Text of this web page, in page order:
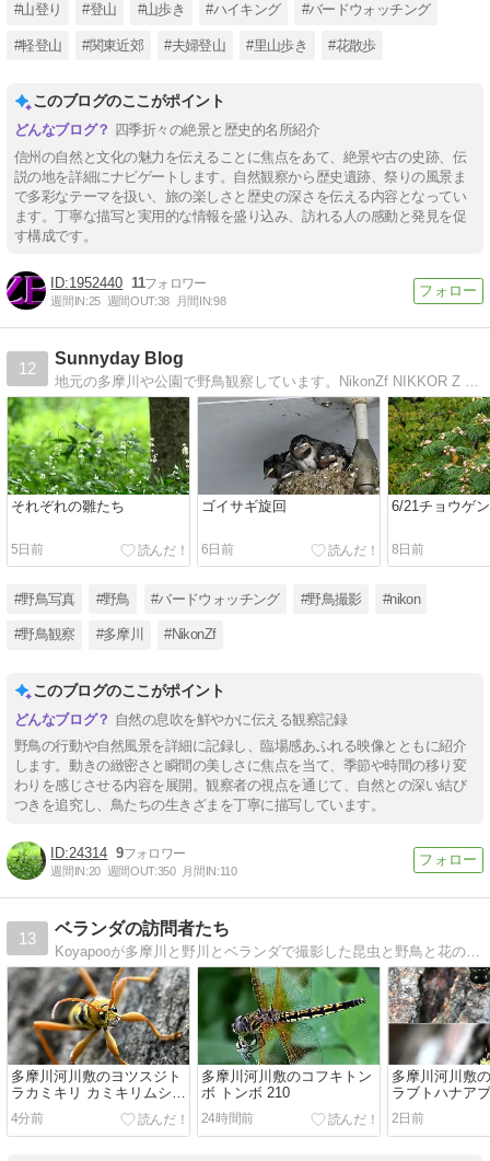
#山登り #登山 #山歩き #ハイキング #バードウォッチング
#軽登山 #関東近郊 #夫婦登山 #里山歩き #花散歩
このブログのここがポイント
四季折々の絶景と歴史的名所紹介
信州の自然と文化の魅力を伝えることに焦点をあて、絶景や古の史跡、伝
説の地を詳細にナビゲートします。自然観察から歴史遺跡、祭りの風景ま
で多彩なテーマを扱い、旅の楽しさと歴史の深さを伝える内容となってい
ます。丁寧な描写と実用的な情報を盛り込み、訪れる人の感動と発見を促
す構成です。
1952440 11
週間IN:25 週間OUT:38 月間IN:98
12
Sunnyday Blog
地元の多摩川や公園で野鳥観察しています。NikonZf NIKKOR Z 180-600mm f/5.6-6.3 VR
それぞれの雛たち
5日前
ゴイサギ旋回
6日前
6/21チョウゲ
8日前
#野鳥写真 #野鳥 #バードウォッチング #野鳥撮影 #nikon
#野鳥観察 #多摩川 #NikonZf
このブログのここがポイント
自然の息吹を鮮やかに伝える観察記録
野鳥の行動や自然風景を詳細に記録し、臨場感あふれる映像とともに紹介
します。動きの緻密さと瞬間の美しさに焦点を当て、季節や時間の移り変
わりを感じさせる内容を展開。観察者の視点を通じて、自然との深い結び
つきを追究し、鳥たちの生きざまを丁寧に描写しています。
24314 9
週間IN:20 週間OUT:350 月間IN:110
13
ベランダの訪問者たち
Koyapooが多摩川と野川とベランダで撮影した昆虫と野鳥と花の写真をご覧ください。
多摩川河川敷のヨツスジト
ラカミキリ カミキリムシ
019
4分前
多摩川河川敷のコフキトン
ボ トンボ 210
24時間前
多摩川河川敷
ラブトハナア
2日前